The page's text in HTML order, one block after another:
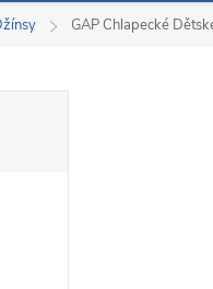
GAP Chlapecké